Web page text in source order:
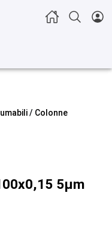
/ Colonne
5µm